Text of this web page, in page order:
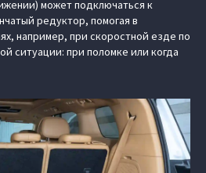
может подключаться к
редуктор, помогая в
например, при скоростной езде по
ситуации: при поломке или когда